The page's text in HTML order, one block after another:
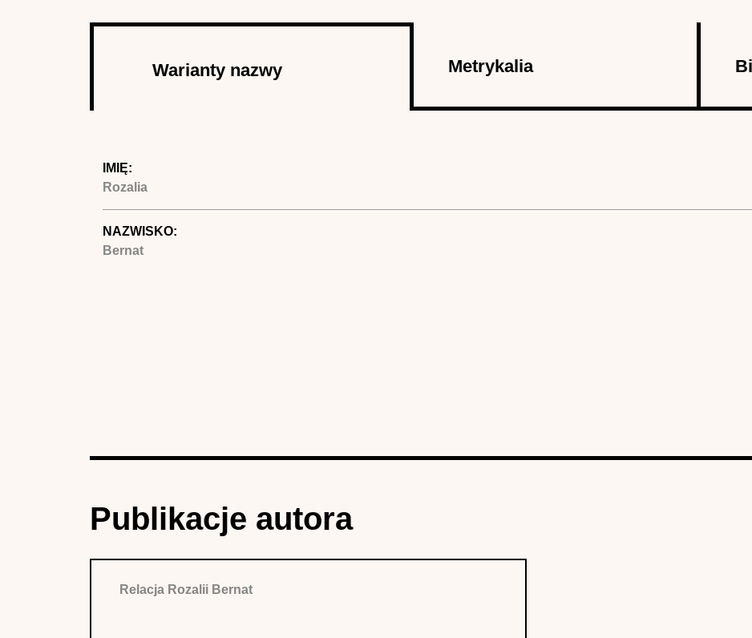
AutorWarianty nazwy Metrykalia
IMIĘ:
Rozalia
NAZWISKO:
Bernat
Publikacje autora
Relacja Rozalii Bernat